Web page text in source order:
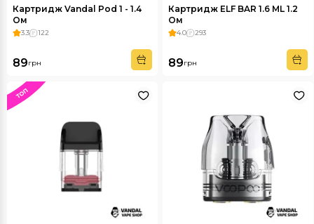
Картридж Vandal Pod 1 - 1.4
Ом
3.3 122
89грн
Картридж ELF BAR 1.6 ML 1.2
Ом
4.0 293
89грн